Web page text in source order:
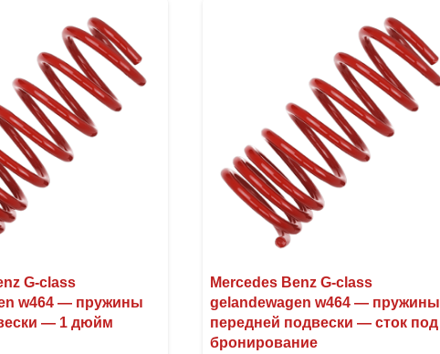
G-class
w464 — пружины
— 1 дюйм
Mercedes Benz G-class
gelandewagen w464 — пружины
передней подвески — сток под
бронирование